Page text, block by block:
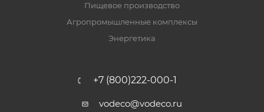
Пищевое производство
Агропромышленные комплексы
Энергетика
+7 (800)222-000-1
vodeco@vodeco.ru